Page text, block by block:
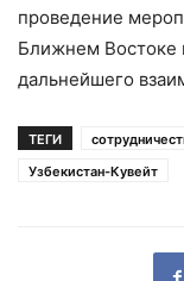
проведение
Ближнем Востоке
дальнейшего
ТЕГИ
Узбекистан-Кувейт